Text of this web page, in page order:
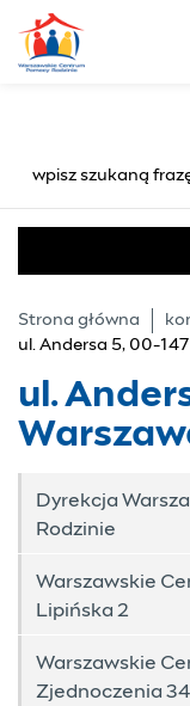
ul.
Strona główna
ul. Andersa 5, 00-
ul.
Dyrekcja
Rodzinie
Warszawskie
Lipińska 2
Warszawskie
Zjednoczenia 34